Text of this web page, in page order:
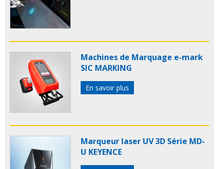
Machines de Marquage e-mark
SIC MARKING
En savoir plus
Marqueur laser UV 3D Série MD-
U KEYENCE